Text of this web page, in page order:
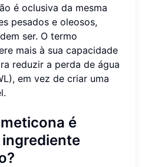
é oclusiva da mesma
pesados e oleosos,
ser. O termo
mais à sua capacidade
reduzir a perda de água
em vez de criar uma
é